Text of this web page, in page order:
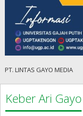
PT. LINTAS GAYO MEDIA
Keber Ari Gayo